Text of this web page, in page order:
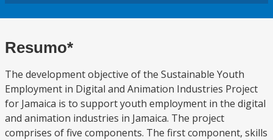
Resumo*
The development objective of the Sustainable Youth
Employment in Digital and Animation Industries Project
for Jamaica is to support youth employment in the digital
and animation industries in Jamaica. The project
comprises of five components. The first component, skills